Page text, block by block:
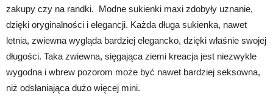
zakupy czy na randki. Modne sukienki maxi zdobyły uznanie,
dzięki oryginalności i elegancji. Każda długa sukienka, nawet
letnia, zwiewna wygląda bardziej elegancko, dzięki właśnie swojej
długości. Taka zwiewna, sięgająca ziemi kreacja jest niezwykle
wygodna i wbrew pozorom może być nawet bardziej seksowna,
niż odsłaniająca dużo więcej mini.